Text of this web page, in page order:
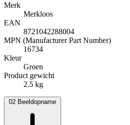
Merk
Merkloos
EAN
8721042288004
MPN (Manufacturer Part Number)
16734
Kleur
Groen
Product gewicht
2.5 kg
02 Beeldopname